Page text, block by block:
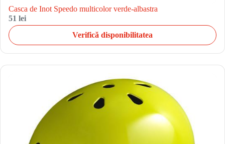
Casca de Inot Speedo multicolor verde-albastra
51 lei
Verifică disponibilitatea